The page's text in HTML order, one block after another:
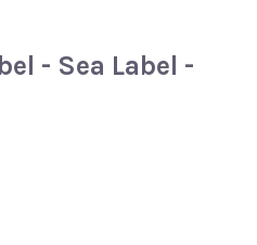
- Sea Label -